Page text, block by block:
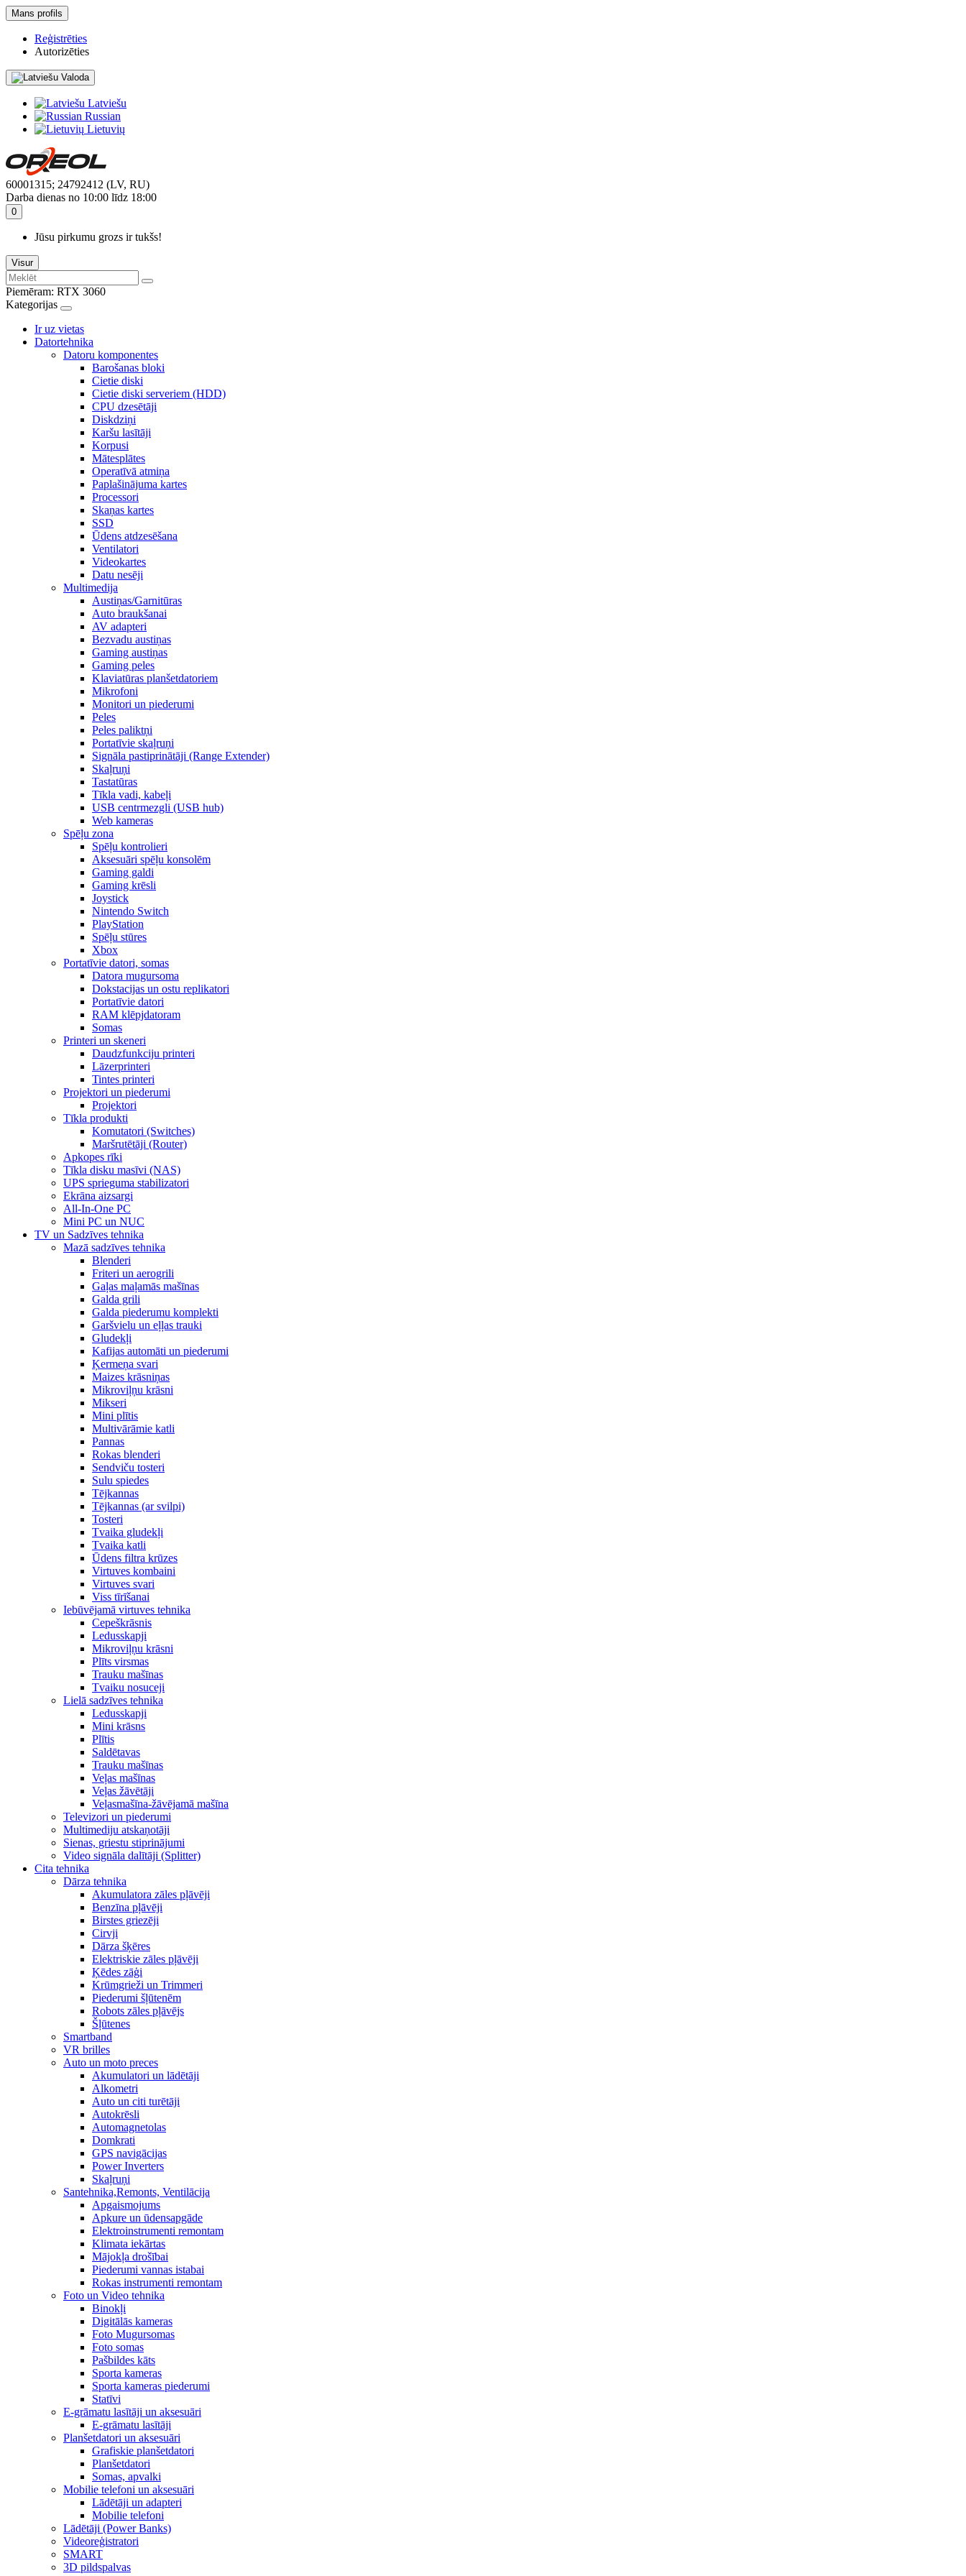
Mans profils
Reģistrēties
Autorizēties
Valoda
Latviešu
Russian
Lietuvių
60001315; 24792412 (LV, RU)
Darba dienas no 10:00 līdz 18:00
0
Jūsu pirkumu grozs ir tukšs!
Visur
Piemēram: RTX 3060
Kategorijas
Ir uz vietas
Datortehnika
Datoru komponentes
Barošanas bloki
Cietie diski
Cietie diski serveriem (HDD)
CPU dzesētāji
Diskdziņi
Karšu lasītāji
Korpusi
Mātesplātes
Operatīvā atmiņa
Paplašinājuma kartes
Processori
Skaņas kartes
SSD
Ūdens atdzesēšana
Ventilatori
Videokartes
Datu nesēji
Multimedija
Austiņas/Garnitūras
Auto braukšanai
AV adapteri
Bezvadu austiņas
Gaming austiņas
Gaming peles
Klaviatūras planšetdatoriem
Mikrofoni
Monitori un piederumi
Peles
Peles paliktņi
Portatīvie skaļruņi
Signāla pastiprinātāji (Range Extender)
Skaļruņi
Tastatūras
Tīkla vadi, kabeļi
USB centrmezgli (USB hub)
Web kameras
Spēļu zona
Spēļu kontrolieri
Aksesuāri spēļu konsolēm
Gaming galdi
Gaming krēsli
Joystick
Nintendo Switch
PlayStation
Spēļu stūres
Xbox
Portatīvie datori, somas
Datora mugursoma
Dokstacijas un ostu replikatori
Portatīvie datori
RAM klēpjdatoram
Somas
Printeri un skeneri
Daudzfunkciju printeri
Lāzerprinteri
Tintes printeri
Projektori un piederumi
Projektori
Tīkla produkti
Komutatori (Switches)
Maršrutētāji (Router)
Apkopes rīki
Tīkla disku masīvi (NAS)
UPS sprieguma stabilizatori
Ekrāna aizsargi
All-In-One PC
Mini PC un NUC
TV un Sadzīves tehnika
Mazā sadzīves tehnika
Blenderi
Friteri un aerogrili
Gaļas maļamās mašīnas
Galda grili
Galda piederumu komplekti
Garšvielu un eļļas trauki
Gludekļi
Kafijas automāti un piederumi
Ķermeņa svari
Maizes krāsniņas
Mikroviļņu krāsni
Mikseri
Mini plītis
Multivārāmie katli
Pannas
Rokas blenderi
Sendviču tosteri
Sulu spiedes
Tējkannas
Tējkannas (ar svilpi)
Tosteri
Tvaika gludekļi
Tvaika katli
Ūdens filtra krūzes
Virtuves kombaini
Virtuves svari
Viss tīrīšanai
Iebūvējamā virtuves tehnika
Cepeškrāsnis
Ledusskapji
Mikroviļņu krāsni
Plīts virsmas
Trauku mašīnas
Tvaiku nosuceji
Lielā sadzīves tehnika
Ledusskapji
Mini krāsns
Plītis
Saldētavas
Trauku mašīnas
Veļas mašīnas
Veļas žāvētāji
Veļasmašīna-žāvējamā mašīna
Televizori un piederumi
Multimediju atskaņotāji
Sienas, griestu stiprinājumi
Video signāla dalītāji (Splitter)
Cita tehnika
Dārza tehnika
Akumulatora zāles pļāvēji
Benzīna pļāvēji
Birstes griezēji
Cirvji
Dārza šķēres
Elektriskie zāles pļāvēji
Ķēdes zāģi
Krūmgrieži un Trimmeri
Piederumi šļūtenēm
Robots zāles pļāvējs
Šļūtenes
Smartband
VR brilles
Auto un moto preces
Akumulatori un lādētāji
Alkometri
Auto un citi turētāji
Autokrēsli
Automagnetolas
Domkrati
GPS navigācijas
Power Inverters
Skaļruņi
Santehnika,Remonts, Ventilācija
Apgaismojums
Apkure un ūdensapgāde
Elektroinstrumenti remontam
Klimata iekārtas
Mājokļa drošībai
Piederumi vannas istabai
Rokas instrumenti remontam
Foto un Video tehnika
Binokļi
Digitālās kameras
Foto Mugursomas
Foto somas
Pašbildes kāts
Sporta kameras
Sporta kameras piederumi
Statīvi
E-grāmatu lasītāji un aksesuāri
E-grāmatu lasītāji
Planšetdatori un aksesuāri
Grafiskie planšetdatori
Planšetdatori
Somas, apvalki
Mobilie telefoni un aksesuāri
Lādētāji un adapteri
Mobilie telefoni
Lādētāji (Power Banks)
Videoreģistratori
SMART
3D pildspalvas